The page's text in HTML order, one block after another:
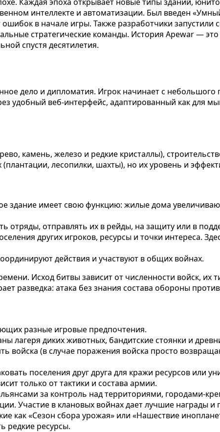
интеллекте и автоматизации. Был введен
в начале игры. Также разработчики запустили
стратегические команды. История Apewar —
спустя десятилетия.
дело и дипломатия. Игрок начинает с
удобный веб-интерфейс, адаптированный как для
камень, железо и редкие кристаллы),
лесопилки, шахты), но их уровень и
здание имеет свою функцию: жилые дома
отряды, отправлять их в рейды, на защиту или в
других игроков, ресурсы и точки интереса.
действия и участвуют в общих войнах.
Исход битвы зависит от численности войск, их
разведка: атака без знания состава обороны
разные игровые предпочтения.
лагеря диких животных, бандитские стоянки и
войска (в случае поражения войска просто
поселения друг друга для кражи ресурсов или
только от тактики и состава армии.
за контроль над территориями, городами-
Участие в клановых войнах дает лучшие награды и
как «Сезон сбора урожая» или «Нашествие
редкие ресурсы.